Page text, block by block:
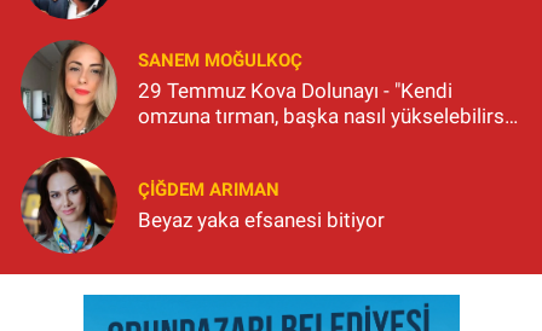
SANEM MOĞULKOÇ
29 Temmuz Kova Dolunayı - "Kendi
omzuna tırman, başka nasıl yükselebilirsin
ÇIĞDEM ARIMAN
Beyaz yaka efsanesi bitiyor